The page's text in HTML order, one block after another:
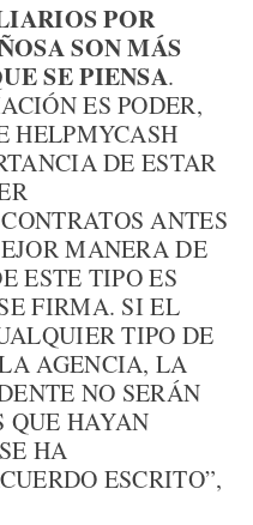
POR
SON MÁS
SE PIENSA.
ES PODER,
HELPMYCASH
DE ESTAR
ANTES
MANERA DE
ESTE TIPO ES
FIRMA. SI EL
TIPO DE
AGENCIA, LA
NO SERÁN
QUE HAYAN
HA
ESCRITO”,